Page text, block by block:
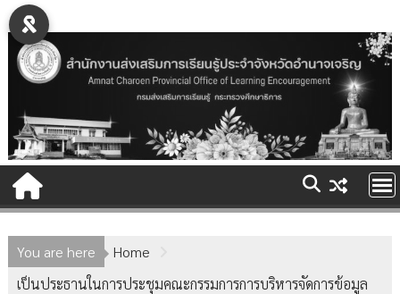
Skip
to
content
You are here
Home
เป็นประธานในการประชุมคณะกรรมการการบริหารจัดการข้อมูล